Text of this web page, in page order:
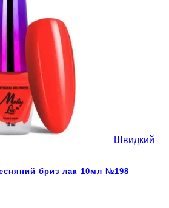
Швидкий
бриз лак 10мл №198